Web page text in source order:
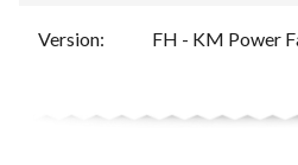
Version: FH - KM Power